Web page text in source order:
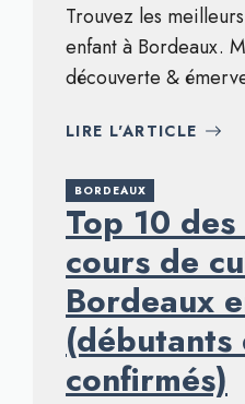
Trouvez les
enfant à Bordeaux.
découverte &
LIRE L'ARTICLE
BORDEAUX
Top 10
cours de
Bordeaux
(débutants
confirmés)